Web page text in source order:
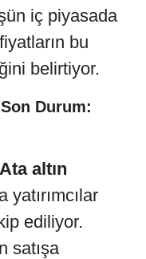
iç piyasada
bu
belirtiyor.
Durum:
altın
ediliyor.
satışa